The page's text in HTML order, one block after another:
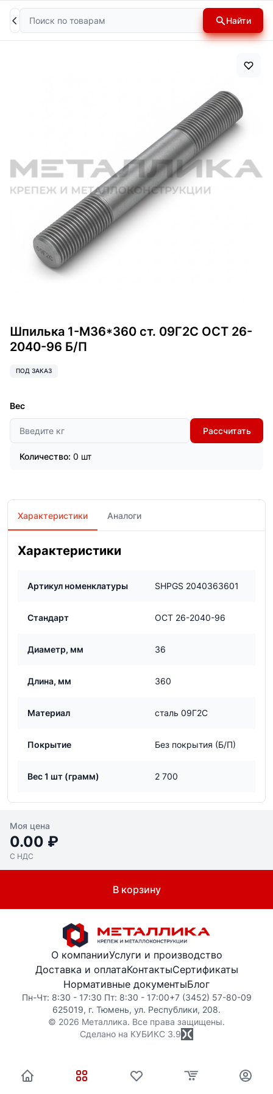
Поиск Найти
Шпилька 1-М36*360 ст. 09Г2С ОСТ 26-
2040-96 Б/П
ПОД ЗАКАЗ
Вес
Рассчитать
Количество: 0 шт
Характеристики Аналоги
Характеристики
Артикул номенклатуры SHPGS 2040363601
Стандарт ОСТ 26-2040-96
Диаметр, мм 36
Длина, мм 360
Материал сталь 09Г2С
Покрытие Без покрытия (Б/П)
Вес 1 шт (грамм) 2 700
Моя цена
0.00 ₽
С НДС
В корзину
О компанииУслуги и производство
Доставка и оплатаКонтактыСертификаты
Нормативные документыБлог
Пн-Чт: 8:30 - 17:30 Пт: 8:30 - 17:00+7 (3452) 57-80-09
625019, г. Тюмень, ул. Республики, 208.
© 2026 Металлика. Все права защищены.
Сделано на КУБИКС 3.9